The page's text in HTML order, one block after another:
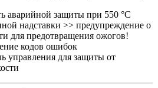
аварийной защиты при 550 °C
надставки >> предупреждение о
для предотвращения ожогов!
кодов ошибок
управления для защиты от